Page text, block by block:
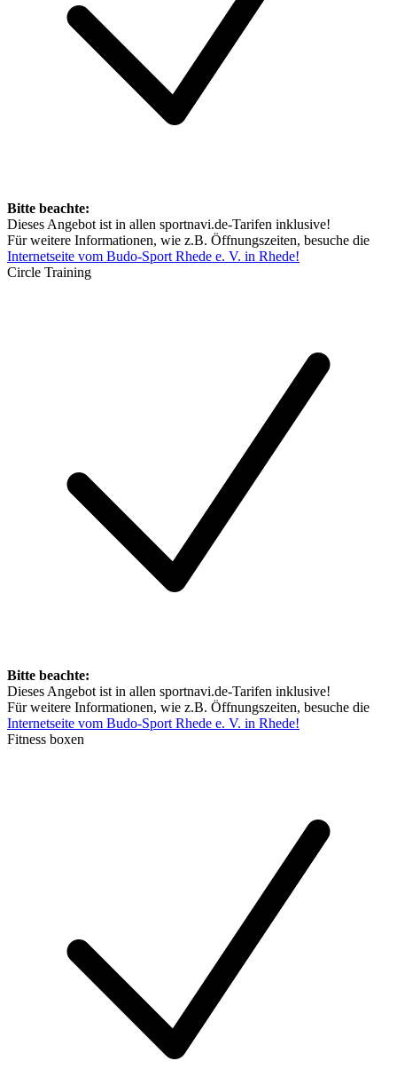
Bitte beachte:
Dieses Angebot ist in allen sportnavi.de-Tarifen inklusive!
Für weitere Informationen, wie z.B. Öffnungszeiten, besuche die
Internetseite vom Budo-Sport Rhede e. V. in Rhede!
Circle Training
Bitte beachte:
Dieses Angebot ist in allen sportnavi.de-Tarifen inklusive!
Für weitere Informationen, wie z.B. Öffnungszeiten, besuche die
Internetseite vom Budo-Sport Rhede e. V. in Rhede!
Fitness boxen